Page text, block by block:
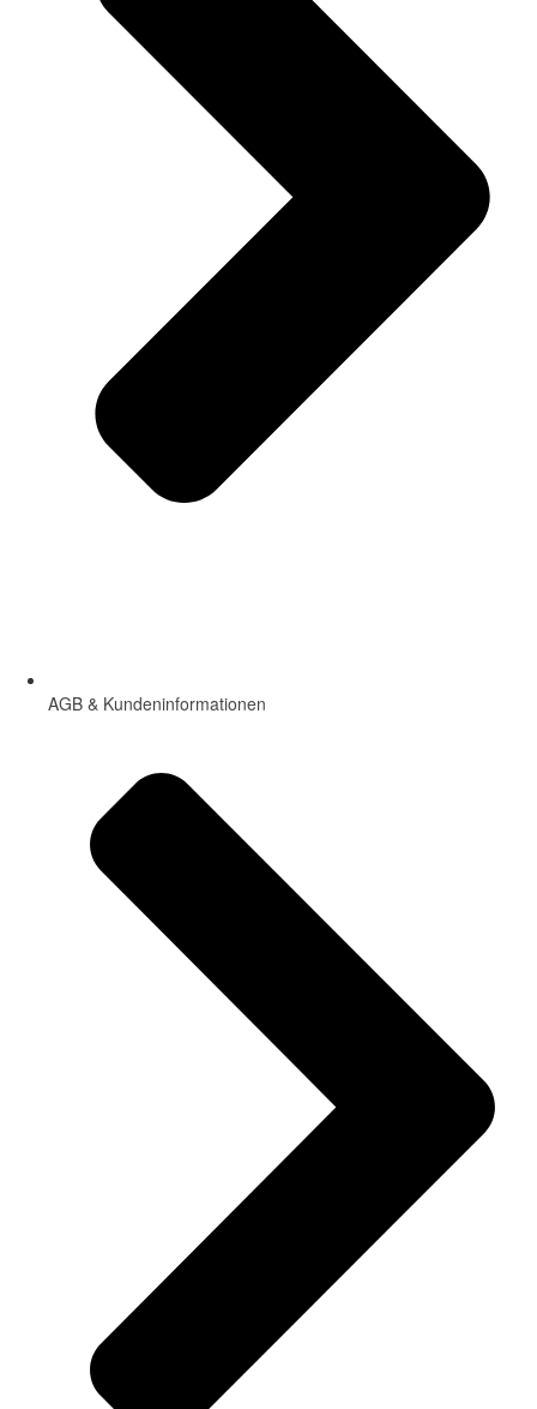
AGB & Kundeninformationen